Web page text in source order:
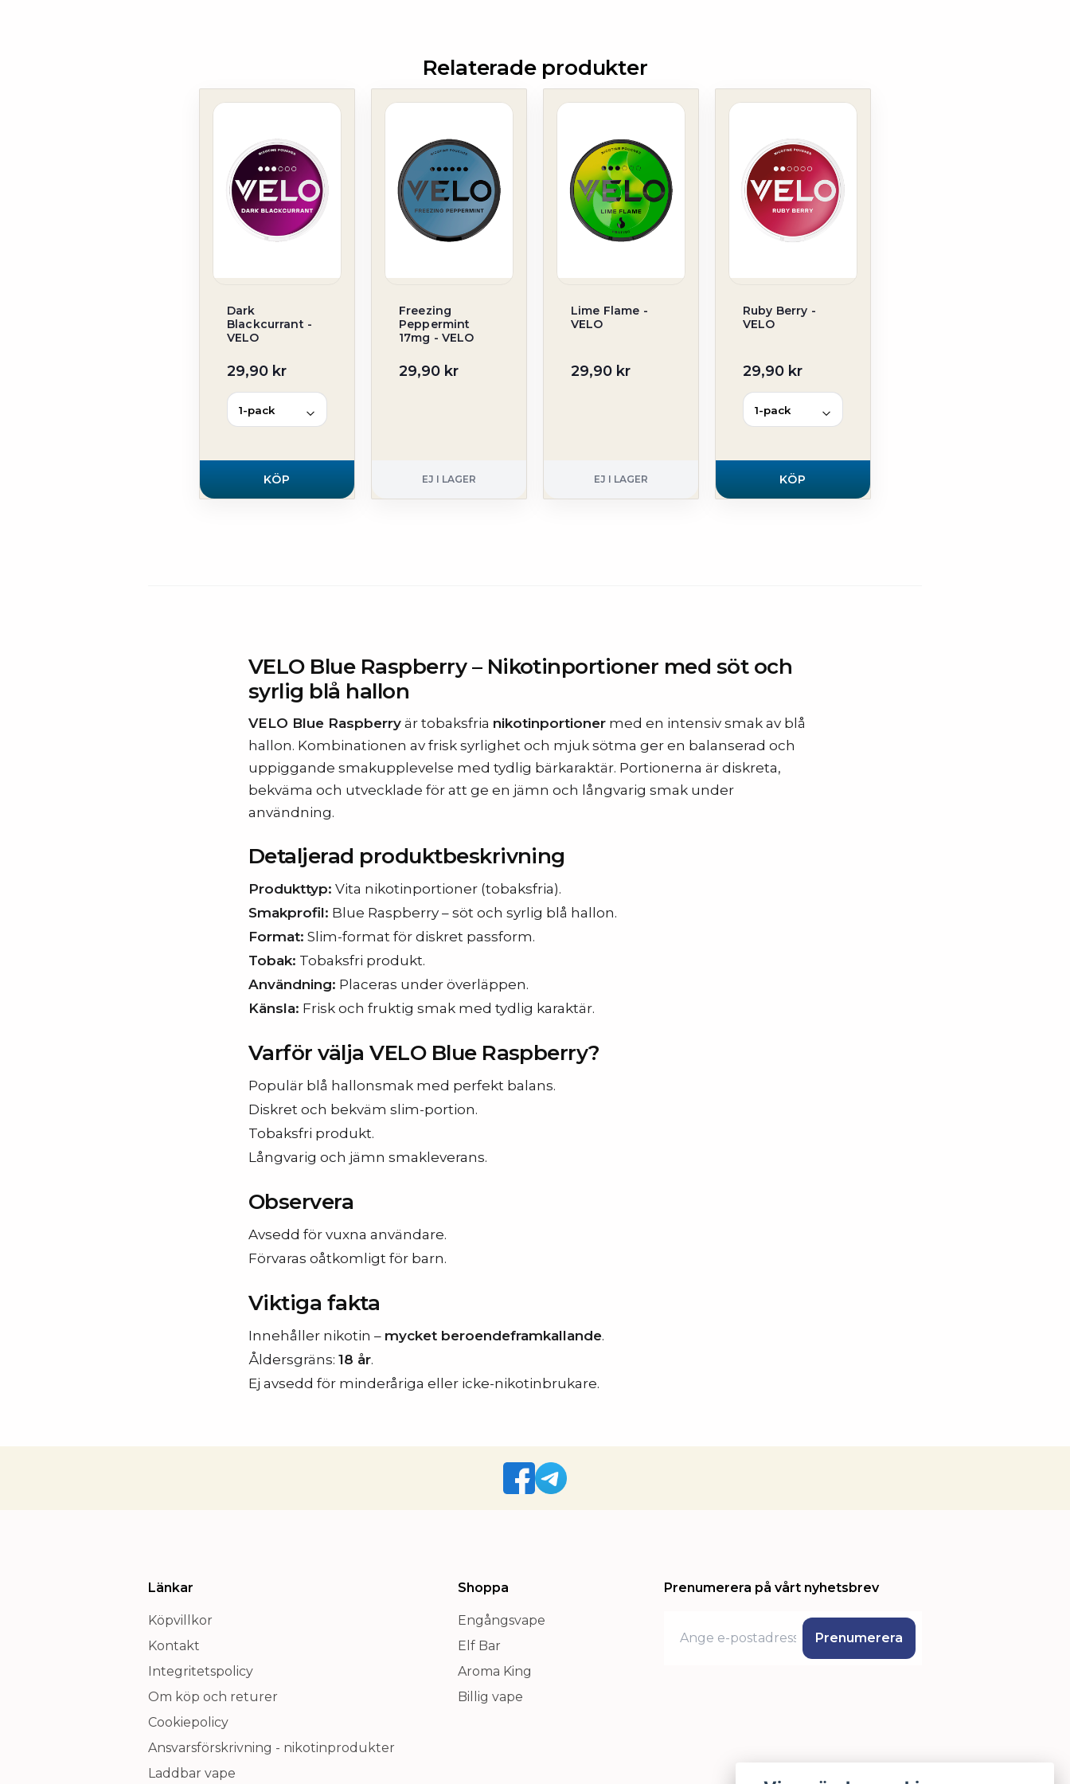
Relaterade produkter
Dark
Blackcurrant -
VELO
29,90 kr
KÖP
Freezing
Peppermint
17mg - VELO
29,90 kr
EJ I LAGER
Lime Flame -
VELO
29,90 kr
EJ I LAGER
Ruby Berry -
VELO
29,90 kr
KÖP
VELO Blue Raspberry – Nikotinportioner med söt och
syrlig blå hallon
VELO Blue Raspberry är tobaksfria nikotinportioner med en intensiv smak av blå
hallon. Kombinationen av frisk syrlighet och mjuk sötma ger en balanserad och
uppiggande smakupplevelse med tydlig bärkaraktär. Portionerna är diskreta,
bekväma och utvecklade för att ge en jämn och långvarig smak under
användning.
Detaljerad produktbeskrivning
Produkttyp: Vita nikotinportioner (tobaksfria).
Smakprofil: Blue Raspberry – söt och syrlig blå hallon.
Format: Slim-format för diskret passform.
Tobak: Tobaksfri produkt.
Användning: Placeras under överläppen.
Känsla: Frisk och fruktig smak med tydlig karaktär.
Varför välja VELO Blue Raspberry?
Populär blå hallonsmak med perfekt balans.
Diskret och bekväm slim-portion.
Tobaksfri produkt.
Långvarig och jämn smakleverans.
Observera
Avsedd för vuxna användare.
Förvaras oåtkomligt för barn.
Viktiga fakta
Innehåller nikotin – mycket beroendeframkallande.
Åldersgräns: 18 år.
Ej avsedd för minderåriga eller icke-nikotinbrukare.
Länkar
Köpvillkor
Kontakt
Integritetspolicy
Om köp och returer
Cookiepolicy
Ansvarsförskrivning - nikotinprodukter
Laddbar vape
Shoppa
Engångsvape
Elf Bar
Aroma King
Billig vape
Prenumerera på vårt nyhetsbrev
Prenumerera